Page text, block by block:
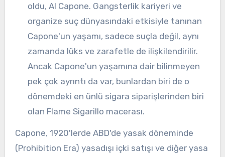
oldu, Al Capone. Gangsterlik kariyeri ve
organize suç dünyasındaki etkisiyle tanınan
Capone'un yaşamı, sadece suçla değil, aynı
zamanda lüks ve zarafetle de ilişkilendirilir.
Ancak Capone'un yaşamına dair bilinmeyen
pek çok ayrıntı da var, bunlardan biri de o
dönemdeki en ünlü sigara siparişlerinden biri
olan Flame Sigarillo macerası.
Capone, 1920'lerde ABD'de yasak döneminde
(Prohibition Era) yasadışı içki satışı ve diğer yasa